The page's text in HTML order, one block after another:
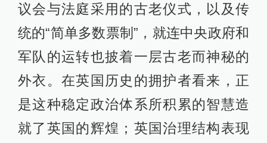
议会与法庭采用的古老仪式，以及传
统的“简单多数票制”，就连中央政府和
军队的运转也披着一层古老而神秘的
外衣。在英国历史的拥护者看来，正
是这种稳定政治体系所积累的智慧造
就了英国的辉煌；英国治理结构表现